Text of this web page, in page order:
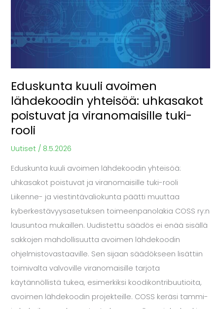
Eduskunta kuuli avoimen
lähdekoodin yhteisöä: uhkasakot
poistuvat ja viranomaisille tuki-
rooli
Uutiset / 8.5.2026
Eduskunta kuuli avoimen lähdekoodin yhteisöä:
uhkasakot poistuvat ja viranomaisille tuki-rooli
Liikenne- ja viestintävaliokunta päätti muuttaa
kyberkestävyysasetuksen toimeenpanolakia COSS ry:n
lausuntoa mukaillen. Uudistettu säädös ei enää sisällä
sakkojen mahdollisuutta avoimen lähdekoodin
ohjelmistovastaaville. Sen sijaan säädökseen lisättiin
toimivalta valvoville viranomaisille tarjota
käytännöllistä tukea, esimerkiksi koodikontribuutioita,
avoimen lähdekoodin projekteille. COSS keräsi tammi-
lähdekoodin
yhteisöä:
uhkasakot
ja
viranomaisille
tuki-
rooli